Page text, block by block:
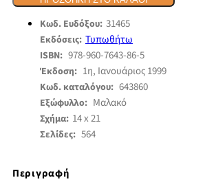
Κωδ. Ευδόξου: 31465
Εκδόσεις: Τυπωθήτω
ISBN: 978-960-7643-86-5
Έκδοση: 1η, Ιανουάριος 1999
Κωδ. καταλόγου: 643860
Εξώφυλλο: Μαλακό
Σχήμα: 14 x 21
Σελίδες: 564
Περιγραφή